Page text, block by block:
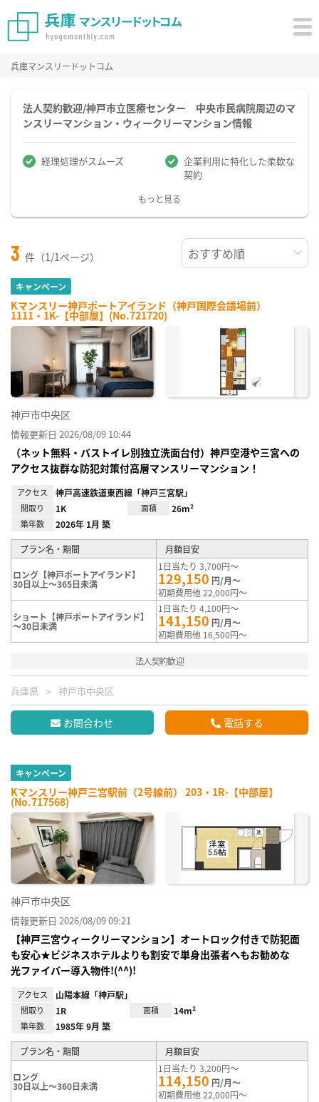
兵庫マンスリードットコム
法人契約歓迎/神戸市立医療センター 中央市民病院周辺のマ
ンスリーマンション・ウィークリーマンション情報
経理処理がスムーズ
企業利用に特化した柔軟な
契約
もっと見る
3 件（1/1ページ）
キャンペーン
Kマンスリー神戸ポートアイランド（神戸国際会議場前）
1111・1K-【中部屋】(No.721720)
神戸市中央区
情報更新日 2026/08/09 10:44
（ネット無料・バストイレ別独立洗面台付）神戸空港や三宮への
アクセス抜群な防犯対策付高層マンスリーマンション！
アクセス 神戸高速鉄道東西線「神戸三宮駅」
間取り 1K 面積 26m²
築年数 2026年 1月 築
プラン名・期間 月額目安
ロング【神戸ポートアイランド】
30日以上～365日未満
1日当たり 3,700円～
129,150 円/月～
初期費用他 22,000円～
ショート【神戸ポートアイランド】
～30日未満
1日当たり 4,100円～
141,150 円/月～
初期費用他 16,500円～
法人契約歓迎
兵庫県 神戸市中央区
お問合わせ 電話する
キャンペーン
Kマンスリー神戸三宮駅前（2号線前） 203・1R-【中部屋】
(No.717568)
神戸市中央区
情報更新日 2026/08/09 09:21
【神戸三宮ウィークリーマンション】オートロック付きで防犯面
も安心★ビジネスホテルよりも割安で単身出張者へもお勧めな
光ファイバー導入物件!(^^)!
アクセス 山陽本線「神戸駅」
間取り 1R 面積 14m²
築年数 1985年 9月 築
プラン名・期間 月額目安
ロング
30日以上～360日未満
1日当たり 3,200円～
114,150 円/月～
初期費用他 22,000円～